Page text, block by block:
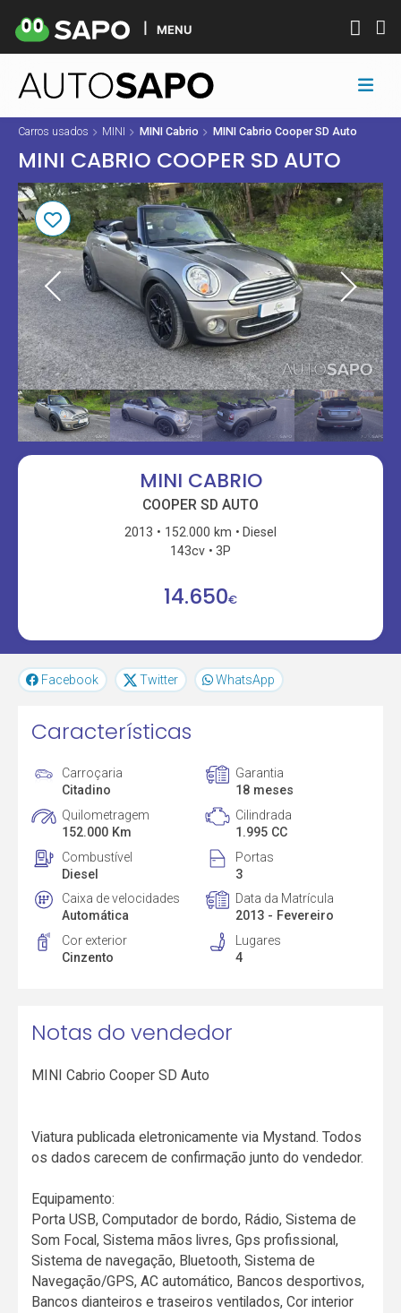
MENU
Carros usados MINI MINI Cabrio MINI Cabrio Cooper SD Auto
MINI CABRIO COOPER SD AUTO
MINI CABRIO
COOPER SD AUTO
2013 152.000 km
Diesel
143cv
3P
14.650€
Facebook Twitter WhatsApp
Características
Carroçaria
Citadino
Garantia
18 meses
Quilometragem
152.000 Km
Cilindrada
1.995 CC
Combustível
Diesel
Portas
3
Caixa de velocidades
Automática
Data da Matrícula
2013 - Fevereiro
Cor exterior
Cinzento
Lugares
4
Notas do vendedor
MINI Cabrio Cooper SD Auto
Viatura publicada eletronicamente via Mystand. Todos
os dados carecem de confirmação junto do vendedor.
Equipamento:
Porta USB, Computador de bordo, Rádio, Sistema de
Som Focal, Sistema mãos livres, Gps profissional,
Sistema de navegação, Bluetooth, Sistema de
Navegação/GPS, AC automático, Bancos desportivos,
Bancos dianteiros e traseiros ventilados, Cor interior